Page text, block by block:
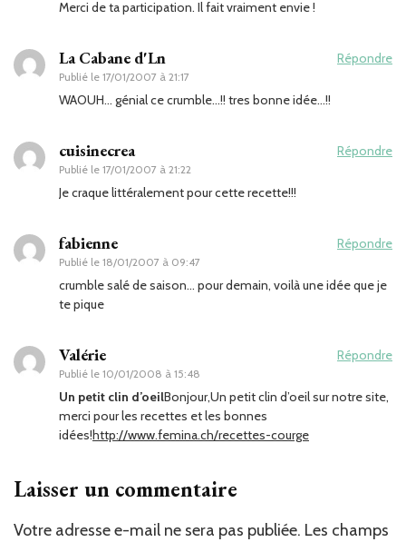
Merci de ta participation. Il fait vraiment envie !
La Cabane d'Ln
Publié le 17/01/2007 à 21:17
Répondre
WAOUH… génial ce crumble…!! tres bonne idée…!!
cuisinecrea
Publié le 17/01/2007 à 21:22
Répondre
Je craque littéralement pour cette recette!!!
fabienne
Publié le 18/01/2007 à 09:47
Répondre
crumble salé de saison… pour demain, voilà une idée que je
te pique
Valérie
Publié le 10/01/2008 à 15:48
Répondre
Un petit clin d’oeilBonjour,Un petit clin d’oeil sur notre site,
merci pour les recettes et les bonnes
idées!http://www.femina.ch/recettes-courge
Laisser un commentaire
Votre adresse e-mail ne sera pas publiée. Les champs